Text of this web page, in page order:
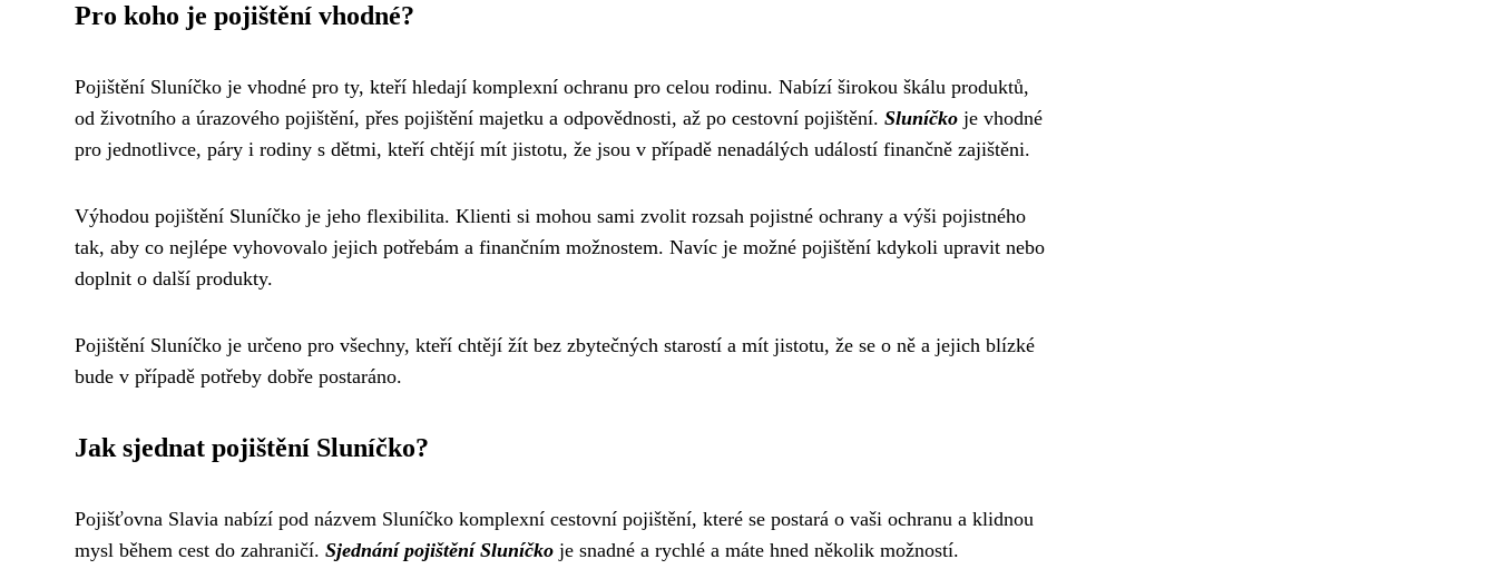
Pro koho je pojištění vhodné?
Pojištění Sluníčko je vhodné pro ty, kteří hledají komplexní ochranu pro celou rodinu. Nabízí širokou škálu produktů,
od životního a úrazového pojištění, přes pojištění majetku a odpovědnosti, až po cestovní pojištění. Sluníčko je vhodné
pro jednotlivce, páry i rodiny s dětmi, kteří chtějí mít jistotu, že jsou v případě nenadálých událostí finančně zajištěni.
Výhodou pojištění Sluníčko je jeho flexibilita. Klienti si mohou sami zvolit rozsah pojistné ochrany a výši pojistného
tak, aby co nejlépe vyhovovalo jejich potřebám a finančním možnostem. Navíc je možné pojištění kdykoli upravit nebo
doplnit o další produkty.
Pojištění Sluníčko je určeno pro všechny, kteří chtějí žít bez zbytečných starostí a mít jistotu, že se o ně a jejich blízké
bude v případě potřeby dobře postaráno.
Jak sjednat pojištění Sluníčko?
Pojišťovna Slavia nabízí pod názvem Sluníčko komplexní cestovní pojištění, které se postará o vaši ochranu a klidnou
mysl během cest do zahraničí. Sjednání pojištění Sluníčko je snadné a rychlé a máte hned několik možností.